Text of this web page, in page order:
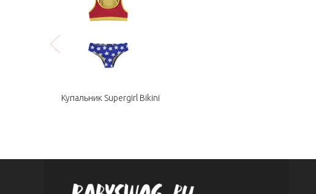
Купальник Supergirl Bikini